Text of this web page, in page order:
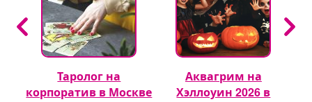
Таролог на
корпоратив в Москве
Аквагрим на
Хэллоуин 2026 в